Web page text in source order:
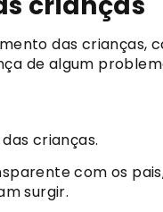
das crianças,
de algum
crianças.
com os
surgir.